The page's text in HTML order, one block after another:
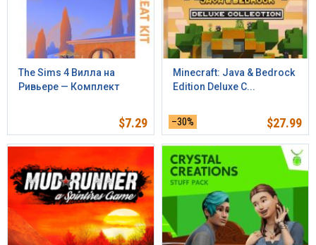
The Sims 4 Вилла на
Ривьере — Комплект
$7.29
Minecraft: Java & Bedrock
Edition Deluxe C...
–30% $27.99